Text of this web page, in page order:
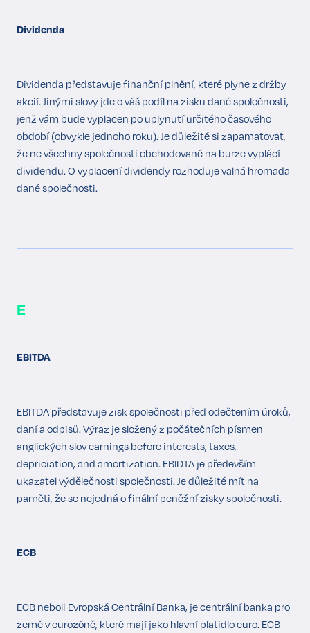
Dividenda
Dividenda představuje finanční plnění, které plyne z držby
akcií. Jinými slovy jde o váš podíl na zisku dané společnosti,
jenž vám bude vyplacen po uplynutí určitého časového
období (obvykle jednoho roku). Je důležité si zapamatovat,
že ne všechny společnosti obchodované na burze vyplácí
dividendu. O vyplacení dividendy rozhoduje valná hromada
dané společnosti.
E
EBITDA
EBITDA představuje zisk společnosti před odečtením úroků,
daní a odpisů. Výraz je složený z počátečních písmen
anglických slov earnings before interests, taxes,
depriciation, and amortization. EBIDTA je především
ukazatel výdělečnosti společnosti. Je důležité mít na
paměti, že se nejedná o finální peněžní zisky společnosti.
ECB
ECB neboli Evropská Centrální Banka, je centrální banka pro
země v eurozóně, které mají jako hlavní platidlo euro. ECB